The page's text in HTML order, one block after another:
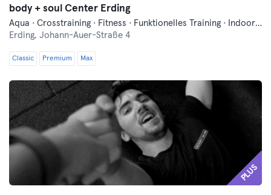
body + soul Center Erding
Aqua · Crosstraining · Fitness · Funktionelles Training · Indoorcycling · Lauftreff · Pilates · Qi Gong und Tai Chi · Tanzen · Wellness · Yoga
Erding, Johann-Auer-Straße 4
Classic Premium Max
PLUS